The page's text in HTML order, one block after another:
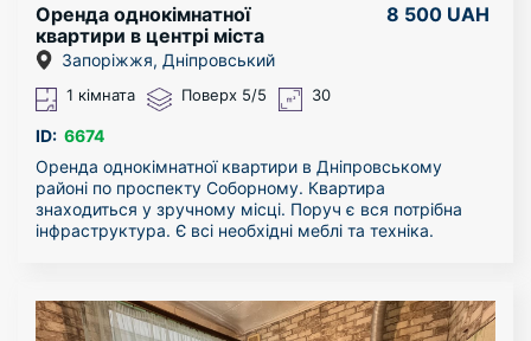
Оренда однокімнатної
квартири в центрі міста
8 500 UAH
Запоріжжя, Дніпровський
1 кімната Поверх 5/5 30
ID: 6674
Оренда однокімнатної квартири в Дніпровському
районі по проспекту Соборному. Квартира
знаходиться у зручному місці. Поруч є вся потрібна
інфраструктура. Є всі необхідні меблі та техніка.